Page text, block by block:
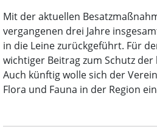
Mit der aktuellen
vergangenen drei Jahre
in die Leine zurückgeführt. Für
wichtiger Beitrag zum Schutz
Auch künftig wolle sich der
Flora und Fauna in der Region